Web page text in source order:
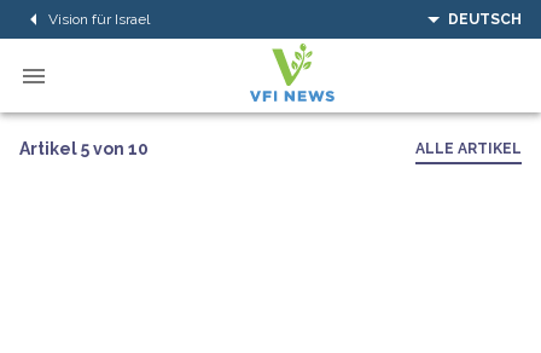
Vision für Israel DEUTSCH
Artikel 5 von 10 ALLE ARTIKEL